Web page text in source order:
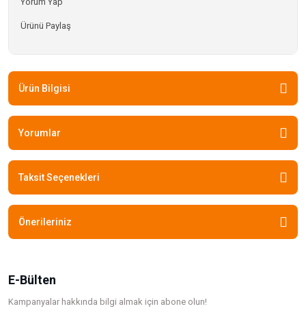
Ürünü Paylaş
Ürün Bilgisi
Yorumlar
Taksit Seçenekleri
Önerileriniz
E-Bülten
Kampanyalar hakkında bilgi almak için abone olun!